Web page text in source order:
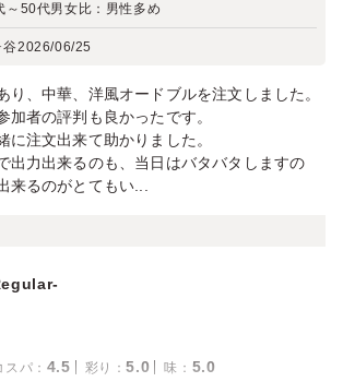
～50代男女比： 男性多め
谷2026/06/25
り、中華、洋風オードブルを注文しました。
加者の評判も良かったです。
に注文出来て助かりました。
出力出来るのも、当日はバタバタしますの
来るのがとてもい...
スパ ： 4.5 彩り ：5.0 味 ： 5.0